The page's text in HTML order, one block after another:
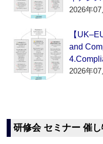
2026年
【
and
2026年
研修会 セミナー 催